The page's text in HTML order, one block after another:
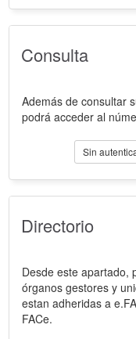
Consulta
Además de consultar
podrá acceder al
Sin
Directorio
Desde este apartado,
órganos gestores y
estan adheridas a
FACe.